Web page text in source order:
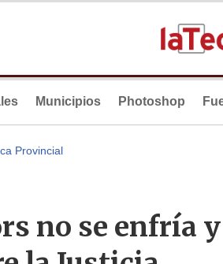
Municipios Photoshop
Provincial
no se enfría